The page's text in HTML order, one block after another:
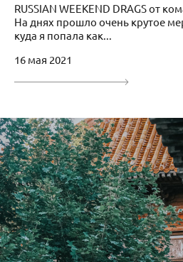
RUSSIAN WEEKEND DRAGS от
На днях прошло очень крутое
куда я попала как...
16 мая 2021